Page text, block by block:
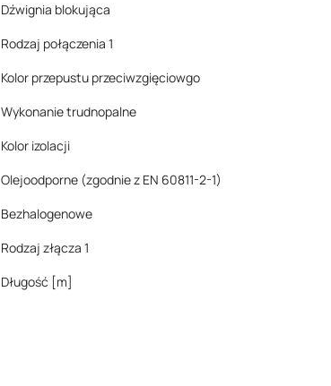
Dźwignia blokująca
Rodzaj połączenia 1
Kolor przepustu przeciwzgięciowgo
Wykonanie trudnopalne
Kolor izolacji
Olejoodporne (zgodnie z EN 60811-2-1)
Bezhalogenowe
Rodzaj złącza 1
Długość [m]